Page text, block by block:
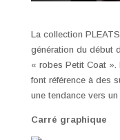
La collection
génération du début
« robes Petit Coat
font référence à des
une tendance vers
Carré graphique